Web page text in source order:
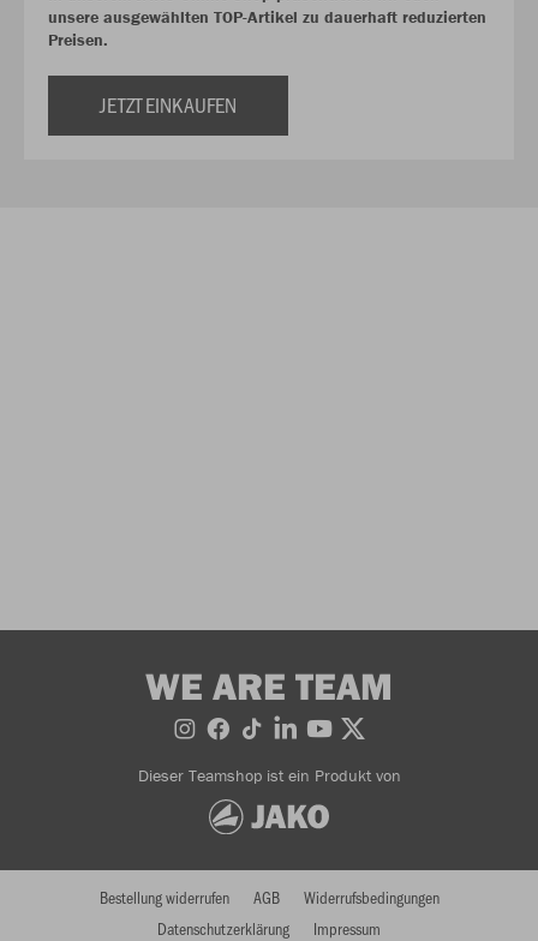
unsere ausgewählten TOP-Artikel zu dauerhaft reduzierten
Preisen.
JETZT EINKAUFEN
WE ARE TEAM
Dieser Teamshop ist ein Produkt von
Bestellung widerrufen AGB
Widerrufsbedingungen
Datenschutzerklärung
Impressum